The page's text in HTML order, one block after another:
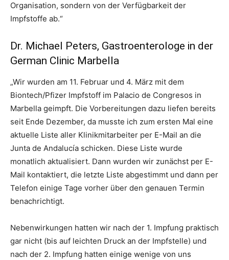
Organisation, sondern von der Verfügbarkeit der
Impfstoffe ab.“
Dr. Michael Peters, Gastroenterologe in der
German Clinic Marbella
„Wir wurden am 11. Februar und 4. März mit dem
Biontech/Pfizer Impfstoff im Palacio de Congresos in
Marbella geimpft. Die Vorbereitungen dazu liefen bereits
seit Ende Dezember, da musste ich zum ersten Mal eine
aktuelle Liste aller Klinikmitarbeiter per E-Mail an die
Junta de Andalucía schicken. Diese Liste wurde
monatlich aktualisiert. Dann wurden wir zunächst per E-
Mail kontaktiert, die letzte Liste abgestimmt und dann per
Telefon einige Tage vorher über den genauen Termin
benachrichtigt.
Nebenwirkungen hatten wir nach der 1. Impfung praktisch
gar nicht (bis auf leichten Druck an der Impfstelle) und
nach der 2. Impfung hatten einige wenige von uns